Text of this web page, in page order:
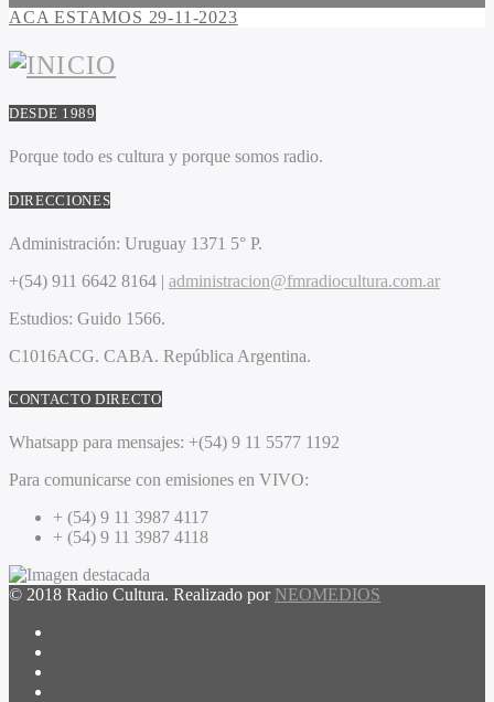
ACA ESTAMOS 29-11-2023
DESDE 1989
Porque todo es cultura y porque somos radio.
DIRECCIONES
Administración: Uruguay 1371 5° P.
+(54) 911 6642 8164 | administracion@fmradiocultura.com.ar
Estudios: Guido 1566.
C1016ACG. CABA. República Argentina.
CONTACTO DIRECTO
Whatsapp para mensajes: +(54) 9 11 5577 1192
Para comunicarse con emisiones en VIVO:
+ (54) 9 11 3987 4117
+ (54) 9 11 3987 4118
© 2018 Radio Cultura. Realizado por NEOMEDIOS